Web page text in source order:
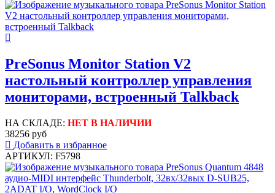
PreSonus Monitor Station V2
настольный контроллер управления
мониторами, встроенный Talkback
НА СКЛАДЕ: НЕТ В НАЛИЧИИ
38256 руб
Добавить в избранное
АРТИКУЛ: F5798